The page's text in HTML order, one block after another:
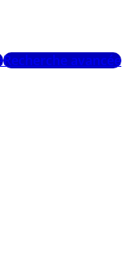
Recherche avancée